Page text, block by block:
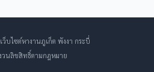
ว็บไซต์หางานภูเก็ต พังงา กระบี่
วนลิขสิทธิ์ตามกฎหมาย